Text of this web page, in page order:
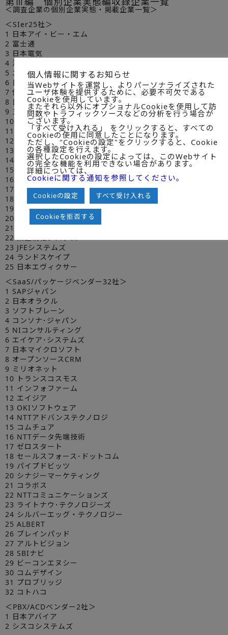
＜調査企業の個別企業実態・掲載企業一覧＞
＜SIer25社＞
1 日本アイ・ビー・エム
2 富士通
3 日本電気
4 沖電気工業
5 エヌ・ティ・ティ・コムウェア
6 日本NCR
7 伊藤忠テクノソリューションズ
8 日本ユニシス
9 三井情報
10 日本ヒューレット・パッカード
11 NTTデータ
12 東芝ソリューション
13 日立製作所
14 NECネッツエスアイ
15 三菱電機インフォメーションテクノロジー
16 岩崎通信機
17 NTTソフトウェア
18 バーチャレクス・コンサルティング
19 日立情報通信エンジニアリング
20 テクマトリックス
21 イーシステム
22 東芝情報システム
23 JFEシステムズ
24 ランドスケイプ
25 日本エヴィクサー
＜SaaS/パッケージベンダー32社＞
1 SAPジャパン
2 日本オラクル
3 ソフトブレーン
4 コンソナ･ジャパン
5 NIコンサルティング
6 エイケア･システムズ
7 日本マイクロソフト
8 オープンソースCRM
9 ミリオネット
10 トランスコスモス
11 インフォファーム
12 エイジア
13 OKIソフトウェア
14 NTTアドバンステクノロジ
15 コムチュア
16 NTTデータ先端技術
17 ゼロスタート
18 セールスフォース･ドットコム
19 パイプドビッツ
20 シナジーマーケティング
21 コラボス
22 NTTコミュニケーションズ
23 ライトナウ･テクノロジーズ
24 シルバーエッグ・テクノロジー
25 ALBERT
26 ブレインパッド
27 アルトビジョン
28 SBIナビ
29 ビーコンエヌシー
30 コムデザイン
31 プロブリッジ
32 コトハコ
＜PBX/ACDベンダー2社＞
1 日本アバイア
2 シスコシステムズ
個人情報に関するお知らせ
当Webサイトを運営し、よりパーソナライズされた
ユーザ体験を提供するために、必要不可欠である
Cookieを使用しています。
またそれら以外にオプショナルCookieを使用して訪
問数やトラフィックソースなどの分析を行う場合が
ございます。
「すべて受け入れる」 をクリックすると、すべての
Cookieの使用に同意したことになります。
ただし、"Cookieの設定"をクリックすると、Cookie
の各種設定を行えます。
選択したCookieの設定によっては、このWebサイト
の完全な機能を利用できない場合があります。
詳細については、
Cookieに関する通知を参照してください。
Cookieの設定 すべて受け入れる
Cookieを拒否する